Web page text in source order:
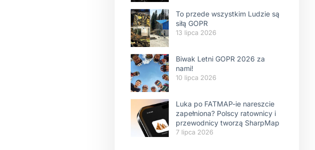
To przede wszystkim Ludzie są
siłą GOPR
13 lipca 2026
Biwak Letni GOPR 2026 za
nami!
10 lipca 2026
Luka po FATMAP-ie nareszcie
zapełniona? Polscy ratownicy i
przewodnicy tworzą SharpMap
7 lipca 2026